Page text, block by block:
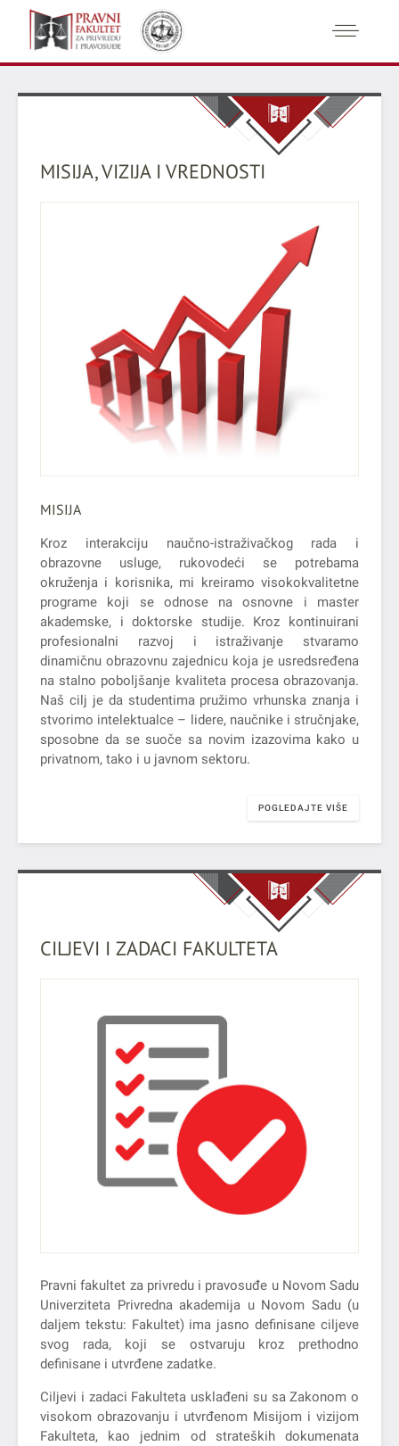
MISIJA, VIZIJA I VREDNOSTI
MISIJA
Kroz interakciju naučno-istraživačkog rada i
obrazovne usluge, rukovodeći se potrebama
okruženja i korisnika, mi kreiramo visokokvalitetne
programe koji se odnose na osnovne i master
akademske, i doktorske studije. Kroz kontinuirani
profesionalni razvoj i istraživanje stvaramo
dinamičnu obrazovnu zajednicu koja je usredsređena
na stalno poboljšanje kvaliteta procesa obrazovanja.
Naš cilj je da studentima pružimo vrhunska znanja i
stvorimo intelektualce – lidere, naučnike i stručnjake,
sposobne da se suoče sa novim izazovima kako u
privatnom, tako i u javnom sektoru.
POGLEDAJTE VIŠE
CILJEVI I ZADACI FAKULTETA
Pravni fakultet za privredu i pravosuđe u Novom Sadu
Univerziteta Privredna akademija u Novom Sadu (u
daljem tekstu: Fakultet) ima jasno definisane ciljeve
svog rada, koji se ostvaruju kroz prethodno
definisane i utvrđene zadatke.
Ciljevi i zadaci Fakulteta usklađeni su sa Zakonom o
visokom obrazovanju i utvrđenom Misijom i vizijom
Fakulteta, kao jednim od strateških dokumenata